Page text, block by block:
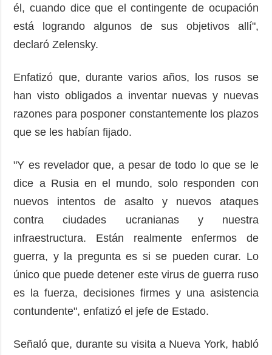
él, cuando dice que el contingente de ocupación
está logrando algunos de sus objetivos allí",
declaró Zelensky.
Enfatizó que, durante varios años, los rusos se
han visto obligados a inventar nuevas y nuevas
razones para posponer constantemente los plazos
que se les habían fijado.
"Y es revelador que, a pesar de todo lo que se le
dice a Rusia en el mundo, solo responden con
nuevos intentos de asalto y nuevos ataques
contra ciudades ucranianas y nuestra
infraestructura. Están realmente enfermos de
guerra, y la pregunta es si se pueden curar. Lo
único que puede detener este virus de guerra ruso
es la fuerza, decisiones firmes y una asistencia
contundente", enfatizó el jefe de Estado.
Señaló que, durante su visita a Nueva York, habló